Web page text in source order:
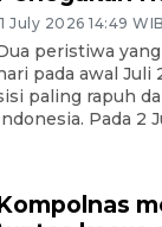
July 2026 14:49 WIB
peristiwa
pada awal
paling rapuh
Pada 2